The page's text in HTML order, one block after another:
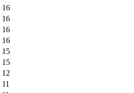
16
16
16
16
15
15
12
11